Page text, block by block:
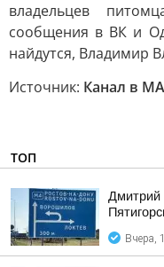
владельцев
сообщения в ВК и
найдутся, Владимир
Источник: Канал в
ТОП
Вчера,